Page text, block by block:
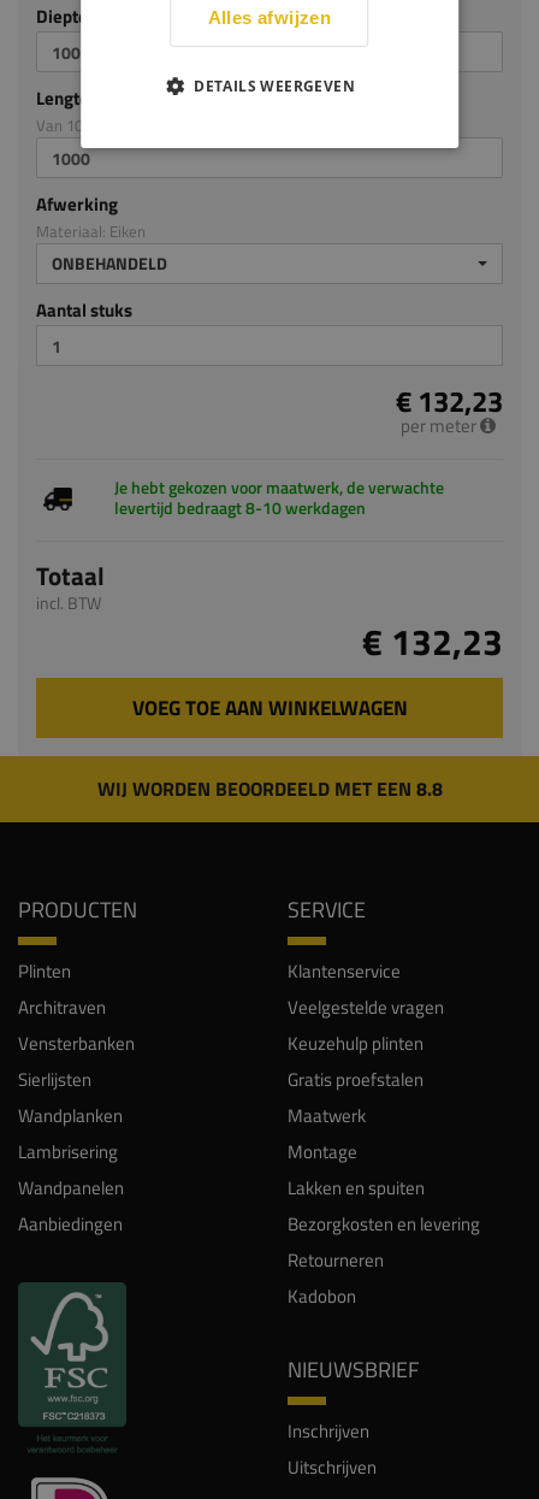
Diepte mm (milimeters)
Lengte mm (milimeters)
Van 100mm tot en met 3300mm
Afwerking
Materiaal: Eiken
ONBEHANDELD
Aantal stuks
€ 132,23
per meter
Je hebt gekozen voor maatwerk, de verwachte
levertijd bedraagt 8-10 werkdagen
Totaal
incl. BTW
€ 132,23
VOEG TOE AAN WINKELWAGEN
WIJ WORDEN BEOORDEELD MET EEN 8.8
PRODUCTEN
Plinten
Architraven
Vensterbanken
Sierlijsten
Wandplanken
Lambrisering
Wandpanelen
Aanbiedingen
SERVICE
Klantenservice
Veelgestelde vragen
Keuzehulp plinten
Gratis proefstalen
Maatwerk
Montage
Lakken en spuiten
Bezorgkosten en levering
Retourneren
Kadobon
NIEUWSBRIEF
Inschrijven
Uitschrijven
Alles afwijzen
DETAILS WEERGEVEN